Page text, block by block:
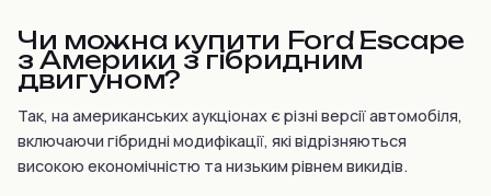
Чи можна купити Ford Escape
з Америки з гібридним
двигуном?
Так, на американських аукціонах є різні версії автомобіля,
включаючи гібридні модифікації, які відрізняються
високою економічністю та низьким рівнем викидів.